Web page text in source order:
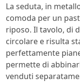
La seduta, in
comoda per un
riposo. Il tavolo, di
circolare e risulta
perfettamente
permette di
venduti